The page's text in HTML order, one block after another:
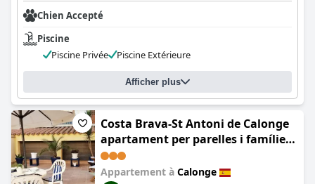
Chien Accepté
Piscine
Piscine Privée
Piscine Extérieure
Afficher plus
Costa Brava-St Antoni de Calonge
apartament per parelles i famílies
petites
Appartement à Calonge